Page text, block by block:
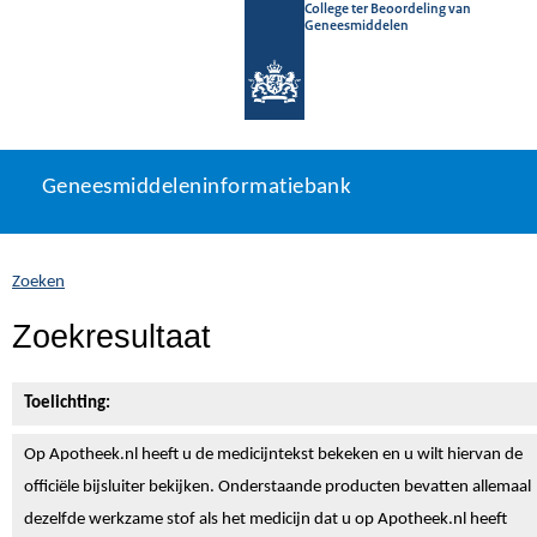
College ter Beoordeling van
Geneesmiddelen
naar
Geneesmiddeleninformatiebank
U
zich
hier:
Geneesmiddeleninformatiebank
Zoeken
Zoekresultaat
Toelichting:
Op Apotheek.nl heeft u de medicijntekst bekeken en u wilt hiervan de
officiële bijsluiter bekijken. Onderstaande producten bevatten allemaal
dezelfde werkzame stof als het medicijn dat u op Apotheek.nl heeft